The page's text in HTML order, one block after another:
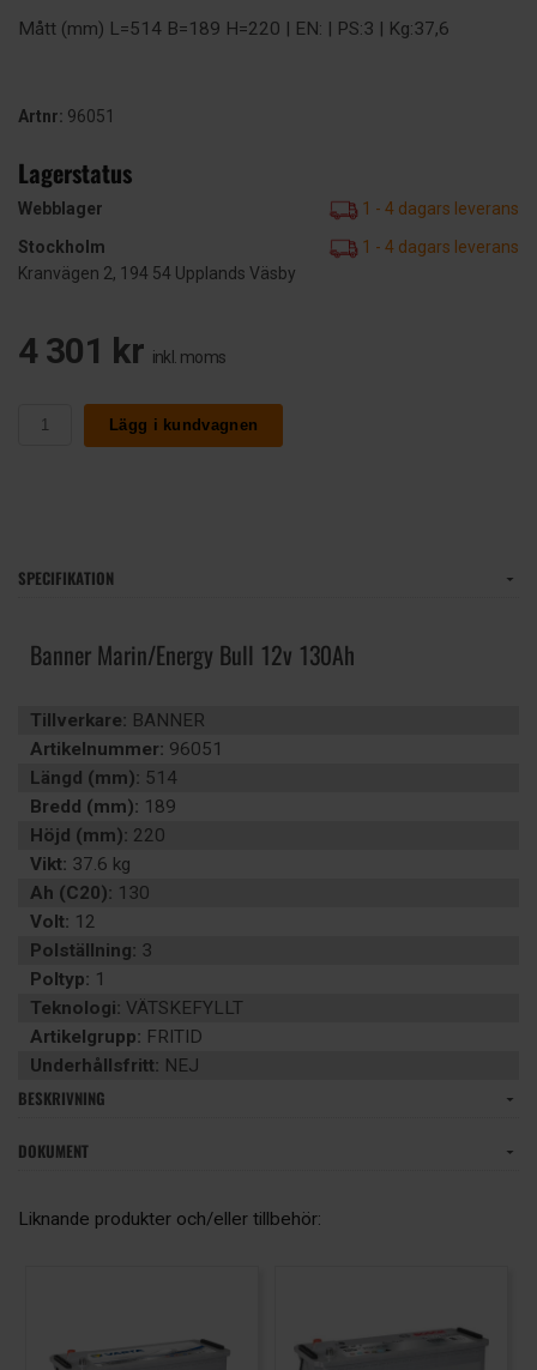
Mått (mm) L=514 B=189 H=220 | EN: | PS:3 | Kg:37,6
Artnr: 96051
Lagerstatus
Webblager
1 - 4 dagars leverans
Stockholm
1 - 4 dagars leverans
Kranvägen 2, 194 54 Upplands Väsby
4 301 kr inkl. moms
Lägg i kundvagnen
SPECIFIKATION
Banner Marin/Energy Bull 12v 130Ah
Tillverkare: BANNER
Artikelnummer: 96051
Längd (mm): 514
Bredd (mm): 189
Höjd (mm): 220
Vikt: 37.6 kg
Ah (C20): 130
Volt: 12
Polställning: 3
Poltyp: 1
Teknologi: VÄTSKEFYLLT
Artikelgrupp: FRITID
Underhållsfritt: NEJ
BESKRIVNING
DOKUMENT
Liknande produkter och/eller tillbehör: